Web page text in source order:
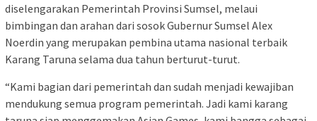
diselengarakan Pemerintah Provinsi Sumsel, melaui
bimbingan dan arahan dari sosok Gubernur Sumsel Alex
Noerdin yang merupakan pembina utama nasional terbaik
Karang Taruna selama dua tahun berturut-turut.
“Kami bagian dari pemerintah dan sudah menjadi kewajiban
mendukung semua program pemerintah. Jadi kami karang